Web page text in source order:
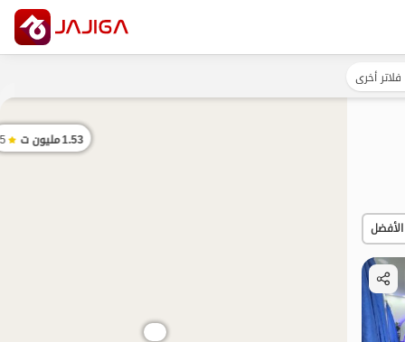
1.53مليون ت 5
فلاتر أخرى